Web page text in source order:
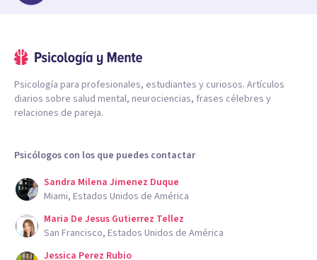
Psicología para profesionales, estudiantes y curiosos. Artículos
diarios sobre salud mental, neurociencias, frases célebres y
relaciones de pareja.
Psicólogos con los que puedes contactar
Sandra Milena Jimenez Duque
Miami, Estados Unidos de América
Maria De Jesus Gutierrez Tellez
San Francisco, Estados Unidos de América
Jessica Perez Rubio